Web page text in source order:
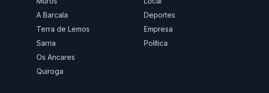
A Barcala
Terra de Lemos
Sarria
Os Ancares
Quiroga
Deportes
Empresa
Política